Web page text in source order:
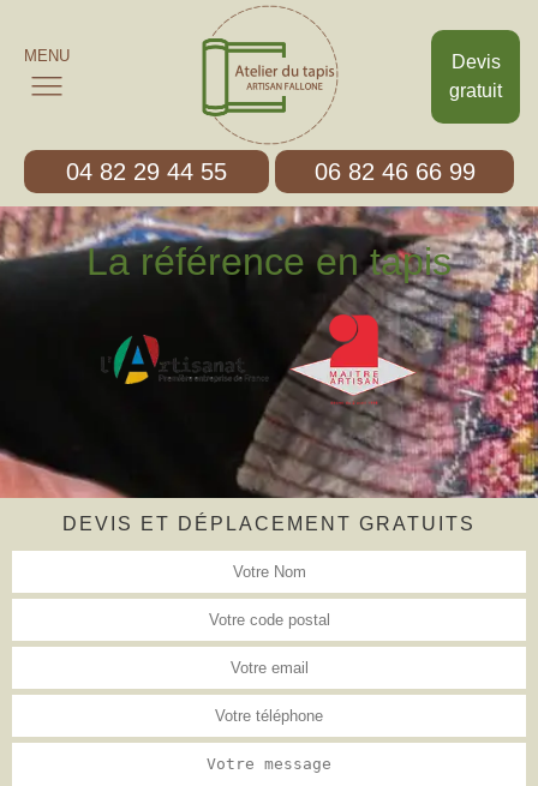
Devis
gratuit
MENU
04 82 29 44 55 06 82 46 66 99
La référence en tapis
DEVIS ET DÉPLACEMENT GRATUITS